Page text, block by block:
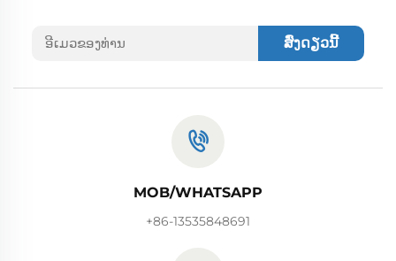
ສົ່ງດຽວນີ້
MOB/WHATSAPP
+86-13535848691